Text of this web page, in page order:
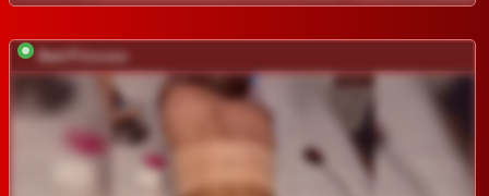
Bad-Princess